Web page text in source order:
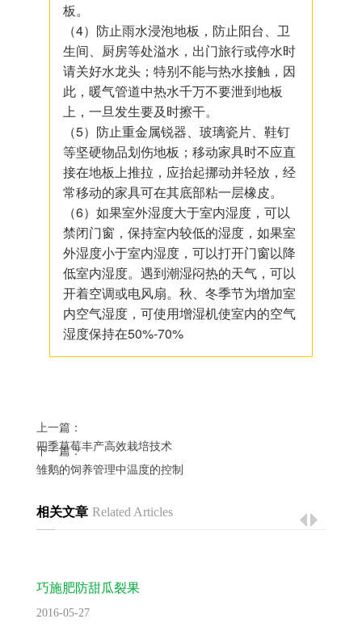
板。
（4）防止雨水浸泡地板，防止阳台、卫
生间、厨房等处溢水，出门旅行或停水时
请关好水龙头；特别不能与热水接触，因
此，暖气管道中热水千万不要泄到地板
上，一旦发生要及时擦干。
（5）防止重金属锐器、玻璃瓷片、鞋钉
等坚硬物品划伤地板；移动家具时不应直
接在地板上推拉，应抬起挪动并轻放，经
常移动的家具可在其底部粘一层橡皮。
（6）如果室外湿度大于室内湿度，可以
禁闭门窗，保持室内较低的湿度，如果室
外湿度小于室内湿度，可以打开门窗以降
低室内湿度。遇到潮湿闷热的天气，可以
开着空调或电风扇。秋、冬季节为增加室
内空气湿度，可使用增湿机使室内的空气
湿度保持在50%-70%
上一篇：
四季草莓丰产高效栽培技术
下一篇：
雏鹅的饲养管理中温度的控制
相关文章 Related Articles
巧施肥防甜瓜裂果
2016-05-27